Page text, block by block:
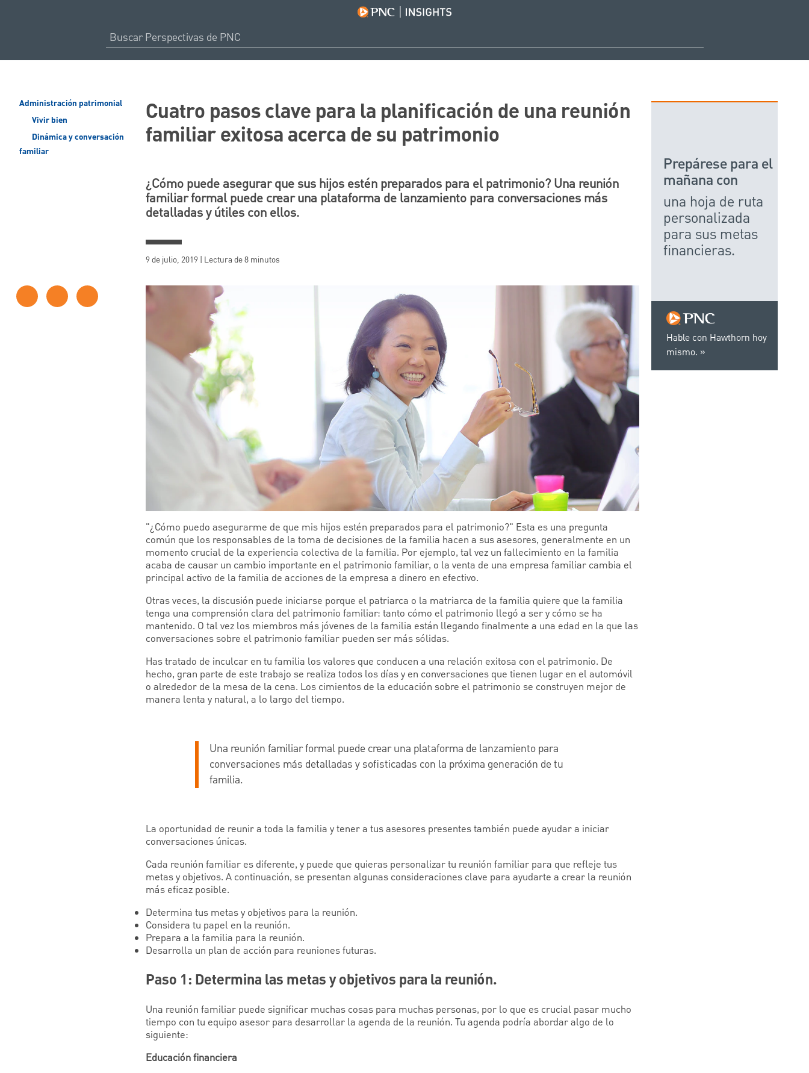
Administración patrimonial
Vivir bien
Dinámica y conversación
familiar
Cuatro pasos clave para la planificación de una reunión
familiar exitosa acerca de su patrimonio
¿Cómo puede asegurar que sus hijos estén preparados para el patrimonio? Una reunión
familiar formal puede crear una plataforma de lanzamiento para conversaciones más
detalladas y útiles con ellos.
9 de julio, 2019 | Lectura de 8 minutos
"¿Cómo puedo asegurarme de que mis hijos estén preparados para el patrimonio?" Esta es una pregunta
común que los responsables de la toma de decisiones de la familia hacen a sus asesores, generalmente en un
momento crucial de la experiencia colectiva de la familia. Por ejemplo, tal vez un fallecimiento en la familia
acaba de causar un cambio importante en el patrimonio familiar, o la venta de una empresa familiar cambia el
principal activo de la familia de acciones de la empresa a dinero en efectivo.
Otras veces, la discusión puede iniciarse porque el patriarca o la matriarca de la familia quiere que la familia
tenga una comprensión clara del patrimonio familiar: tanto cómo el patrimonio llegó a ser y cómo se ha
mantenido. O tal vez los miembros más jóvenes de la familia están llegando finalmente a una edad en la que las
conversaciones sobre el patrimonio familiar pueden ser más sólidas.
Has tratado de inculcar en tu familia los valores que conducen a una relación exitosa con el patrimonio. De
hecho, gran parte de este trabajo se realiza todos los días y en conversaciones que tienen lugar en el automóvil
o alrededor de la mesa de la cena. Los cimientos de la educación sobre el patrimonio se construyen mejor de
manera lenta y natural, a lo largo del tiempo.
Una reunión familiar formal puede crear una plataforma de lanzamiento para
conversaciones más detalladas y sofisticadas con la próxima generación de tu
familia.
La oportunidad de reunir a toda la familia y tener a tus asesores presentes también puede ayudar a iniciar
conversaciones únicas.
Cada reunión familiar es diferente, y puede que quieras personalizar tu reunión familiar para que refleje tus
metas y objetivos. A continuación, se presentan algunas consideraciones clave para ayudarte a crear la reunión
más eficaz posible.
Determina tus metas y objetivos para la reunión.
Considera tu papel en la reunión.
Prepara a la familia para la reunión.
Desarrolla un plan de acción para reuniones futuras.
Paso 1: Determina las metas y objetivos para la reunión.
Una reunión familiar puede significar muchas cosas para muchas personas, por lo que es crucial pasar mucho
tiempo con tu equipo asesor para desarrollar la agenda de la reunión. Tu agenda podría abordar algo de lo
siguiente:
Educación financiera
Hable con Hawthorn hoy
mismo.
Prepárese para el
mañana con
una hoja de ruta
personalizada
para sus metas
financieras.